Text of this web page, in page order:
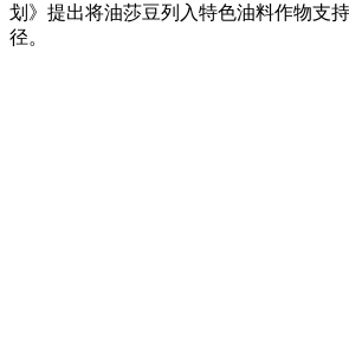
划》提出将油莎豆列入特色油料作物支
径。